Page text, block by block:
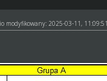
modyfikowany: 2025-03-11,